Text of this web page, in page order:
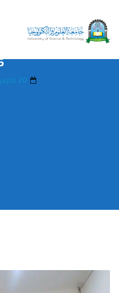
كلية الحاسبات
مناقشة مشاريع
20 مارس، 2024